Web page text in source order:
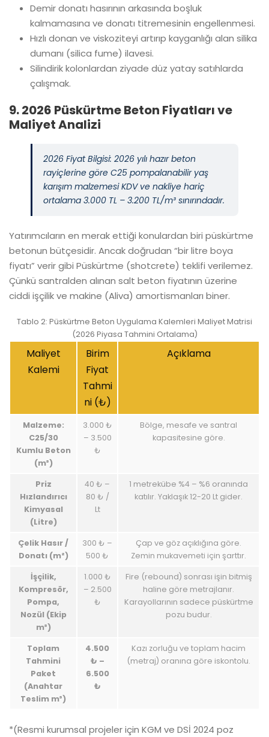
Demir donatı hasırının arkasında boşluk
kalmamasına ve donatı titremesinin engellenmesi.
Hızlı donan ve viskoziteyi artırıp kayganlığı alan silika
dumanı (silica fume) ilavesi.
Silindirik kolonlardan ziyade düz yatay satıhlarda
çalışmak.
9. 2026 Püskürtme Beton Fiyatları ve
Maliyet Analizi
2026 Fiyat Bilgisi: 2026 yılı hazır beton
rayiçlerine göre C25 pompalanabilir yaş
karışım malzemesi KDV ve nakliye hariç
ortalama 3.000 TL – 3.200 TL/m³ sınırındadır.
Yatırımcıların en merak ettiği konulardan biri püskürtme
betonun bütçesidir. Ancak doğrudan “bir litre boya
fiyatı” verir gibi Püskürtme (shotcrete) teklifi verilemez.
Çünkü santralden alınan salt beton fiyatının üzerine
ciddi işçilik ve makine (Aliva) amortismanları biner.
Tablo 2: Püskürtme Beton Uygulama Kalemleri Maliyet Matrisi
(2026 Piyasa Tahmini Ortalama)
Maliyet
Kalemi
Birim
Fiyat
Tahmi
ni (₺)
Açıklama
Malzeme:
C25/30
Kumlu Beton
(m³)
3.000 ₺
– 3.500
₺
Bölge, mesafe ve santral
kapasitesine göre.
Priz
Hızlandırıcı
Kimyasal
(Litre)
40 ₺ –
80 ₺ /
Lt
1 metrekübe %4 – %6 oranında
katılır. Yaklaşık 12-20 Lt gider.
Çelik Hasır /
Donatı (m²)
300 ₺ –
500 ₺
Çap ve göz açıklığına göre.
Zemin mukavemeti için şarttır.
İşçilik,
Kompresör,
Pompa,
Nozül (Ekip
m³)
1.000 ₺
– 2.500
₺
Fire (rebound) sonrası işin bitmiş
haline göre metrajlanır.
Karayollarının sadece püskürtme
pozu budur.
Toplam
Tahmini
Paket
(Anahtar
Teslim m³)
4.500
₺ –
6.500
₺
Kazı zorluğu ve toplam hacim
(metraj) oranına göre iskontolu.
*(Resmi kurumsal projeler için KGM ve DSİ 2024 poz